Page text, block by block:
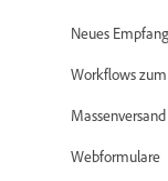
Neues
Workflows
Massenversand
Webformulare